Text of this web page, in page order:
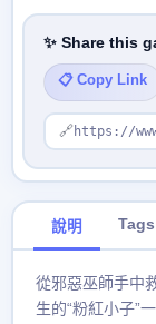
✨ Share this
📋 Copy Link
🔗 https://
說明 Tags
從邪惡巫師手中
生的“粉紅小子”